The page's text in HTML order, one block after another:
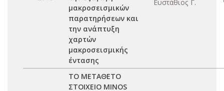
μακροσεισμικών
παρατηρήσεων και
την ανάπτυξη
χαρτών
μακροσεισμικής
έντασης
Ευστάθιος Γ.
ΤΟ ΜΕΤΑΘΕΤΟ
ΣΤΟΙΧΕΙΟ MINOS